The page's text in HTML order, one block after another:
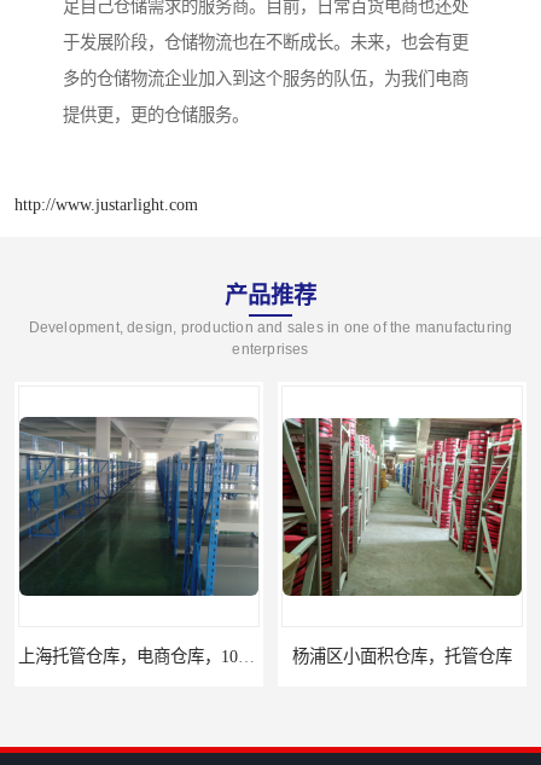
足自己仓储需求的服务商。目前，日常百货电商也还处
于发展阶段，仓储物流也在不断成长。未来，也会有更
多的仓储物流企业加入到这个服务的队伍，为我们电商
提供更，更的仓储服务。
http://www.justarlight.com
产品推荐
Development, design, production and sales in one of the manufacturing
enterprises
杨浦区小面积仓库，托管仓库